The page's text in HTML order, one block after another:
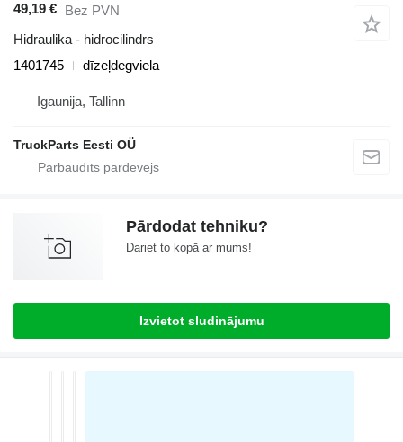
49,19 € Bez PVN
Hidraulika - hidrocilindrs
1401745
dīzeļdegviela
Igaunija, Tallinn
TruckParts Eesti OÜ
Pārdodat tehniku?
Dariet to kopā ar mums!
Izvietot sludinājumu